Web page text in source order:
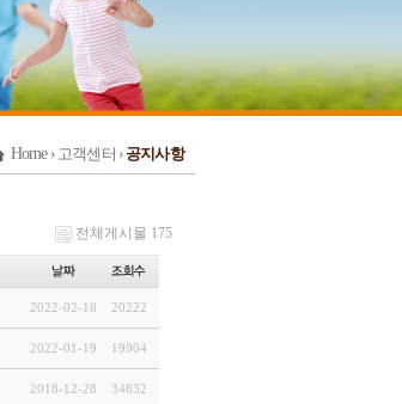
Home› 고객센터 › 공지사항
전체게시물 175
2022-02-18 20222
2022-01-19 19904
2018-12-28 34832